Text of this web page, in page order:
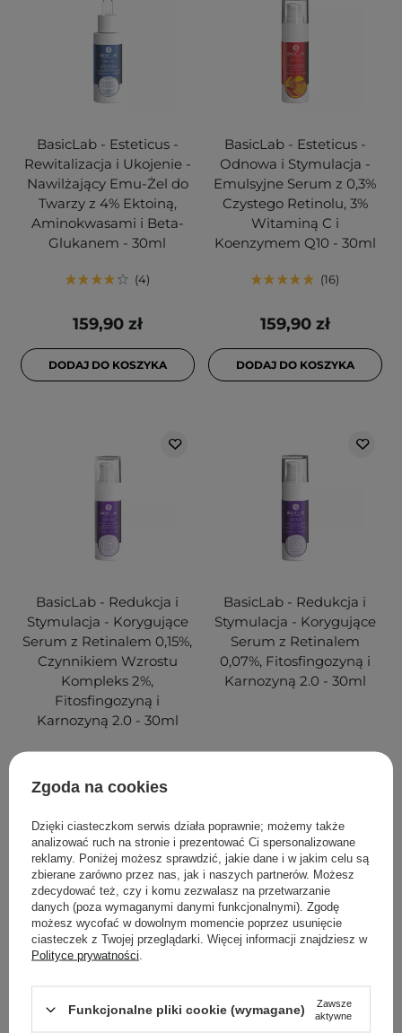
BasicLab - Esteticus -
Rewitalizacja i Ukojenie -
Nawilżający Emu-Żel do
Twarzy z 4% Ektoiną,
Aminokwasami i Beta-
Glukanem - 30ml
4
159,90 zł
DODAJ DO KOSZYKA
BasicLab - Esteticus -
Odnowa i Stymulacja -
Emulsyjne Serum z 0,3%
Czystego Retinolu, 3%
Witaminą C i
Koenzymem Q10 - 30ml
16
159,90 zł
DODAJ DO KOSZYKA
BasicLab - Redukcja i
Stymulacja - Korygujące
Serum z Retinalem 0,15%,
Czynnikiem Wzrostu
Kompleks 2%,
Fitosfingozyną i
Karnozyną 2.0 - 30ml
1
DODAJ DO KOSZYKA
BasicLab - Redukcja i
Stymulacja - Korygujące
Serum z Retinalem
0,07%, Fitosfingozyną i
Karnozyną 2.0 - 30ml
5
DODAJ DO KOSZYKA
Zgoda na cookies
Dzięki ciasteczkom serwis działa poprawnie; możemy także
analizować ruch na stronie i prezentować Ci spersonalizowane
reklamy. Poniżej możesz sprawdzić, jakie dane i w jakim celu są
zbierane zarówno przez nas, jak i naszych partnerów. Możesz
zdecydować też, czy i komu zezwalasz na przetwarzanie
danych (poza wymaganymi danymi funkcjonalnymi). Zgodę
możesz wycofać w dowolnym momencie poprzez usunięcie
ciasteczek z Twojej przeglądarki. Więcej informacji znajdziesz w
Polityce prywatności
Funkcjonalne pliki cookie (wymagane)
Zawsze
aktywne